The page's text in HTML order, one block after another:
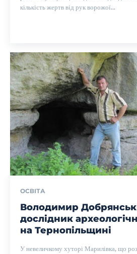
кількість жертв від рук ворожої...
ОСВІТА
Володимир
дослідник
на Тернопільщині
У невеличкому хуторі Марилівка, що